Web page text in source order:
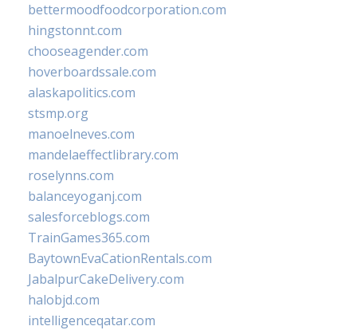
bettermoodfoodcorporation.com
hingstonnt.com
chooseagender.com
hoverboardssale.com
alaskapolitics.com
stsmp.org
manoelneves.com
mandelaeffectlibrary.com
roselynns.com
balanceyoganj.com
salesforceblogs.com
TrainGames365.com
BaytownEvaCationRentals.com
JabalpurCakeDelivery.com
halobjd.com
intelligenceqatar.com